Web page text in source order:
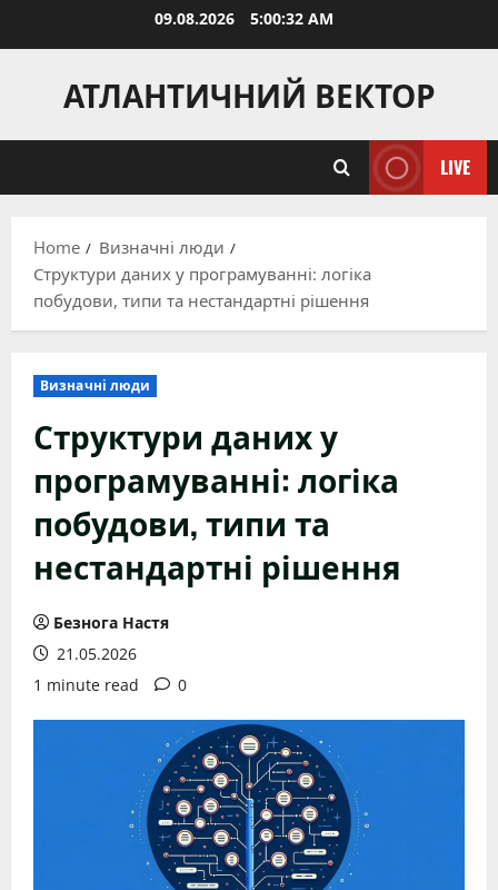
09.08.2026 5:00:33 AM
АТЛАНТИЧНИЙ ВЕКТОР
LIVE
Home
Визначні люди
Структури даних у програмуванні: логіка
побудови, типи та нестандартні рішення
Визначні люди
Структури даних у
програмуванні: логіка
побудови, типи та
нестандартні рішення
Безнога Настя
21.05.2026
1 minute read
0